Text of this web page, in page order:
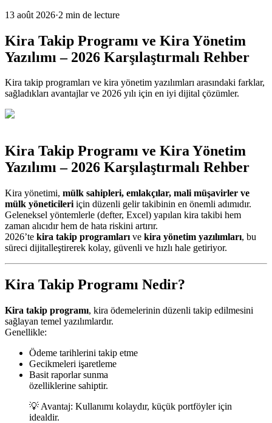
13 août 2026·2 min de lecture
Kira Takip Programı ve Kira Yönetim
Yazılımı – 2026 Karşılaştırmalı Rehber
Kira takip programları ve kira yönetim yazılımları arasındaki farklar,
sağladıkları avantajlar ve 2026 yılı için en iyi dijital çözümler.
Kira Takip Programı ve Kira Yönetim
Yazılımı – 2026 Karşılaştırmalı Rehber
Kira yönetimi, mülk sahipleri, emlakçılar, mali müşavirler ve
mülk yöneticileri için düzenli gelir takibinin en önemli adımıdır.
Geleneksel yöntemlerle (defter, Excel) yapılan kira takibi hem
zaman alıcıdır hem de hata riskini artırır.
2026’te kira takip programları ve kira yönetim yazılımları, bu
süreci dijitalleştirerek kolay, güvenli ve hızlı hale getiriyor.
Kira Takip Programı Nedir?
Kira takip programı, kira ödemelerinin düzenli takip edilmesini
sağlayan temel yazılımlardır.
Genellikle:
Ödeme tarihlerini takip etme
Gecikmeleri işaretleme
Basit raporlar sunma
özelliklerine sahiptir.
💡 Avantaj: Kullanımı kolaydır, küçük portföyler için
idealdir.